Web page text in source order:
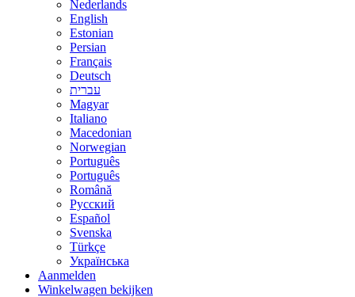
Nederlands
English
Estonian
Persian
Français
Deutsch
עברית
Magyar
Italiano
Macedonian
Norwegian
Português
Português
Română
Русский
Español
Svenska
Türkçe
Українська
Aanmelden
Winkelwagen bekijken